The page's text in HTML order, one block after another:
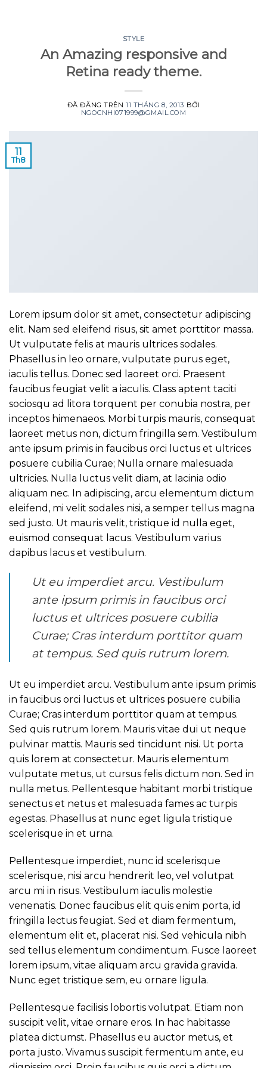
STYLE
An Amazing responsive and
Retina ready theme.
ĐÃ ĐĂNG TRÊN11 THÁNG 8, 2013 BỞI
NGOCNHI071999@GMAIL.COM
11
Th8
Lorem ipsum dolor sit amet, consectetur adipiscing
elit. Nam sed eleifend risus, sit amet porttitor massa.
Ut vulputate felis at mauris ultrices sodales.
Phasellus in leo ornare, vulputate purus eget,
iaculis tellus. Donec sed laoreet orci. Praesent
faucibus feugiat velit a iaculis. Class aptent taciti
sociosqu ad litora torquent per conubia nostra, per
inceptos himenaeos. Morbi turpis mauris, consequat
laoreet metus non, dictum fringilla sem. Vestibulum
ante ipsum primis in faucibus orci luctus et ultrices
posuere cubilia Curae; Nulla ornare malesuada
ultricies. Nulla luctus velit diam, at lacinia odio
aliquam nec. In adipiscing, arcu elementum dictum
eleifend, mi velit sodales nisi, a semper tellus magna
sed justo. Ut mauris velit, tristique id nulla eget,
euismod consequat lacus. Vestibulum varius
dapibus lacus et vestibulum.
Ut eu imperdiet arcu. Vestibulum
ante ipsum primis in faucibus orci
luctus et ultrices posuere cubilia
Curae; Cras interdum porttitor quam
at tempus. Sed quis rutrum lorem.
Ut eu imperdiet arcu. Vestibulum ante ipsum primis
in faucibus orci luctus et ultrices posuere cubilia
Curae; Cras interdum porttitor quam at tempus.
Sed quis rutrum lorem. Mauris vitae dui ut neque
pulvinar mattis. Mauris sed tincidunt nisi. Ut porta
quis lorem at consectetur. Mauris elementum
vulputate metus, ut cursus felis dictum non. Sed in
nulla metus. Pellentesque habitant morbi tristique
senectus et netus et malesuada fames ac turpis
egestas. Phasellus at nunc eget ligula tristique
scelerisque in et urna.
Pellentesque imperdiet, nunc id scelerisque
scelerisque, nisi arcu hendrerit leo, vel volutpat
arcu mi in risus. Vestibulum iaculis molestie
venenatis. Donec faucibus elit quis enim porta, id
fringilla lectus feugiat. Sed et diam fermentum,
elementum elit et, placerat nisi. Sed vehicula nibh
sed tellus elementum condimentum. Fusce laoreet
lorem ipsum, vitae aliquam arcu gravida gravida.
Nunc eget tristique sem, eu ornare ligula.
Pellentesque facilisis lobortis volutpat. Etiam non
suscipit velit, vitae ornare eros. In hac habitasse
platea dictumst. Phasellus eu auctor metus, et
porta justo. Vivamus suscipit fermentum ante, eu